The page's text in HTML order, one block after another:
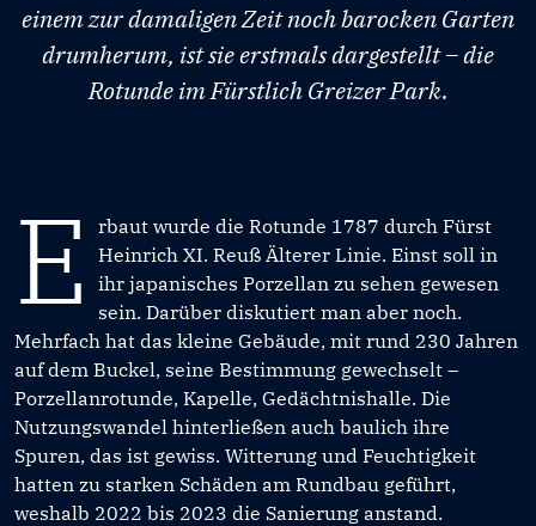
einem zur damaligen Zeit noch barocken Garten
drumherum, ist sie erstmals dargestellt – die
Rotunde im Fürstlich Greizer Park.
E
rbaut wurde die Rotunde 1787 durch Fürst
Heinrich XI. Reuß Älterer Linie. Einst soll in
ihr japanisches Porzellan zu sehen gewesen
sein. Darüber diskutiert man aber noch.
Mehrfach hat das kleine Gebäude, mit rund 230 Jahren
auf dem Buckel, seine Bestimmung gewechselt –
Porzellanrotunde, Kapelle, Gedächtnishalle. Die
Nutzungswandel hinterließen auch baulich ihre
Spuren, das ist gewiss. Witterung und Feuchtigkeit
hatten zu starken Schäden am Rundbau geführt,
weshalb 2022 bis 2023 die Sanierung anstand.